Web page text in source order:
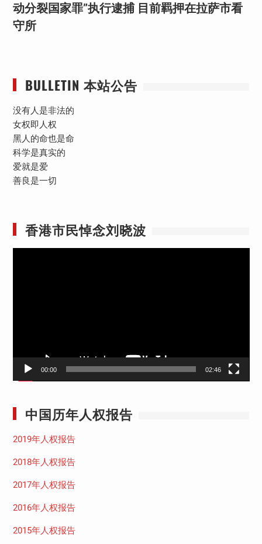
动分裂国家罪”执行逮捕 目前羁押在拉萨市看
守所
BULLETIN 本站公告
没有人是非法的
女权即人权
黑人的命也是命
科学是真实的
爱就是爱
善良是一切
香港市民悼念刘晓波
00:00 02:46
中国历年人权报告
2019年人权报告
2018年人权报告
2017年人权报告
2016年人权报告
2015年人权报告